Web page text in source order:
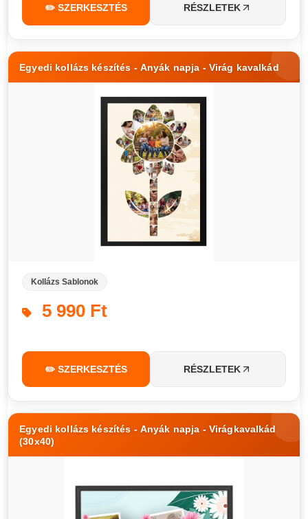
✏️ SZERKESZTÉS RÉSZLETEK
Egyedi kollázs készítés - Anyák napja - Virág kavalkád
Kollázs Sablonok
5 990 Ft
✏️ SZERKESZTÉS RÉSZLETEK
Egyedi kollázs készítés - Anyák napja - Virágkavalkád
(30x40)